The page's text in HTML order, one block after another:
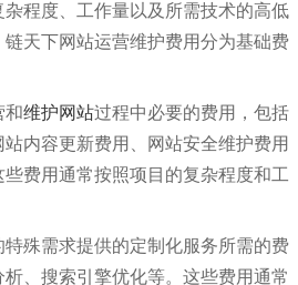
程度、工作量以及所需技术的高低
天下网站运营维护费用分为基础费
和维护网站过程中必要的费用，包括
内容更新费用、网站安全维护费用
费用通常按照项目的复杂程度和工
殊需求提供的定制化服务所需的费
、搜索引擎优化等。这些费用通常